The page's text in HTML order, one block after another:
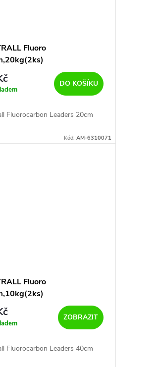
Fluoro
DO KOŠÍKU
Fluorocarbon Leaders 20cm
Kód: AM-6310071
Fluoro
ZOBRAZIT
Fluorocarbon Leaders 40cm